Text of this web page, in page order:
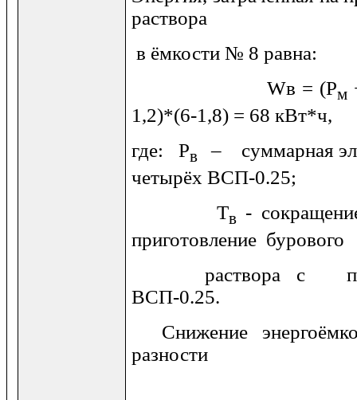
раствора
в ёмкости № 8 равна:
Wв = (Рм
1,2)*(6-1,8) = 68 кВт*ч,
где: Рв
– суммарная
четырёх ВСП-0.25;
Тв -
приготовление бурового
раствора с
ВСП-0.25.
Снижение
разности